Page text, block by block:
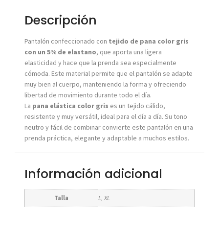
Descripción
Pantalón confeccionado con tejido de pana color gris
con un 5% de elastano, que aporta una ligera
elasticidad y hace que la prenda sea especialmente
cómoda. Este material permite que el pantalón se adapte
muy bien al cuerpo, manteniendo la forma y ofreciendo
libertad de movimiento durante todo el día.
La pana elástica color gris es un tejido cálido,
resistente y muy versátil, ideal para el día a día. Su tono
neutro y fácil de combinar convierte este pantalón en una
prenda práctica, elegante y adaptable a muchos estilos.
Información adicional
Talla L, XL